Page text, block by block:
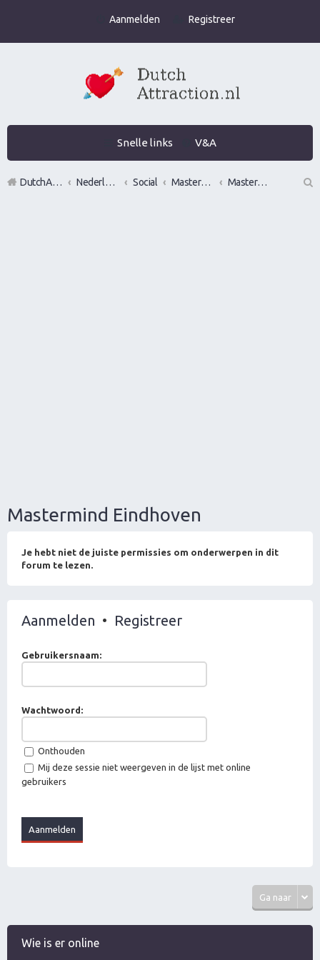
Aanmelden Registreer
Snelle links V&A
DutchAttraction.nl Nederlands grootste Dutch Attraction, Lifestyle, Vrouwen versieren en Pick-Up (PUA) Forum Social Mastermindgroepen
Mastermind Eindhoven
Mastermind Eindhoven
Je hebt niet de juiste permissies om onderwerpen in dit
forum te lezen.
Aanmelden • Registreer
Gebruikersnaam:
Wachtwoord:
Onthouden
Mij deze sessie niet weergeven in de lijst met online
gebruikers
Ga naar
Wie is er online